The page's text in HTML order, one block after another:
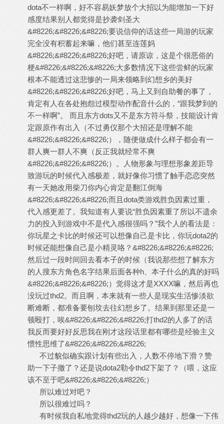
dota不一样啊，好不容易妖梦放个大招以为能增加一下好
感度结果别人都觉得是抄袭剑圣大
&#8226;&#8226;&#8226;要说信仰的话这些一局游的玩家
完全没有积蓄起来嘛，他们甚至连莲妈
&#8226;&#8226;&#8226;好吧，请原谅，这是个很恶俗的
梗&#8226;&#8226;&#8226;大多数情况下这些尝鲜的玩家
根本不能透过这悲惨的一局来领略到幻想乡的美好
&#8226;&#8226;&#8226;好吧，马上又到自助餐的事了，
肯定有人在各处抱怨过模型动作配音什么的，“跟我梦到的
不一样啊”。 而且东方dots又不是东方符斗祭，技能设计肯
定跟原作有出入（不过勇仪那个大招还是理解不能
&#8226;&#8226;&#8226;），随便做成什么样子都会有一
群人爽一群人不爽（反正我就经常不爽
&#8226;&#8226;&#8226;）。人物形象与理想形象差距导
致游玩的时候代入感极差，就好像你习惯了触手恋恋突然
有一天她改用柴刀你内心肯定是翻江倒海
&#8226;&#8226;&#8226;而且dota类游戏胜负因素过重，
代入感更差了。我知道有人要说“胜负因素重了所以不遗余
力的投入到游戏中不是代入感很强吗？”我个人的看法是：
你玩星之卡比的时候还可以想像自己是卡比，你玩dota2的
时候还能想像自己是小精灵咯？&#8226;&#8226;&#8226;
然后过一段时间回去看本子的时候（我说那些想了解东方
的人搜东方角色名字结果后面各种h、本子什么的真的好吗
&#8226;&#8226;&#8226;）觉得这才是XXXX嘛，然后再也
没玩过thd2。而且啊，本来就有一些人是现实生活惨淡欲
断难断，都准备要刨坟去往幻想乡了。结果到那里还是一
顿殴打，唉&#8226;&#8226;&#8226;打thd2的人多了的话
我反而要好好反思我在刚才这段话里都有哪些是经验主义
惯性思维了&#8226;&#8226;&#8226;
不过貌似确实跟计划有些出入，人数不停地下滑？赞
助一下子撤了？还是说dota2勒令thd2下架了？（喂，这应
该不至于吧&#8226;&#8226;&#8226;）
所以难过对吧？
所以很难过吗？
有时候我自私地觉得thd2玩的人越少越好，想像一下伟